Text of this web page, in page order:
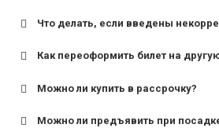
Что делать, если введены
Как переоформить билет на
Можно ли купить в рассрочку?
Можно ли предъявить при